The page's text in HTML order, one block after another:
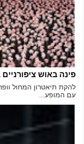
פינה באוש ציפורניים בישראל 2019 -
להקת תיאטרון המחול
עם המופע...